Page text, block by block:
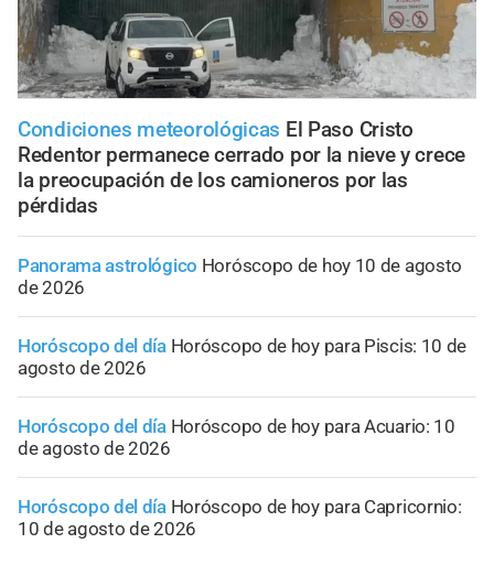
Condiciones meteorológicas El Paso Cristo
Redentor permanece cerrado por la nieve y crece
la preocupación de los camioneros por las
pérdidas
Panorama astrológico Horóscopo de hoy 10 de agosto
de 2026
Horóscopo del día Horóscopo de hoy para Piscis: 10 de
agosto de 2026
Horóscopo del día Horóscopo de hoy para Acuario: 10
de agosto de 2026
Horóscopo del día Horóscopo de hoy para Capricornio:
10 de agosto de 2026